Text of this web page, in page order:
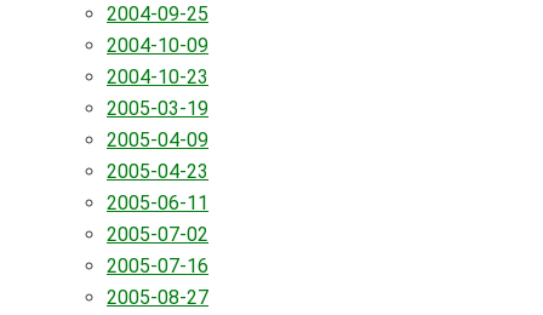
2004-09-25
2004-10-09
2004-10-23
2005-03-19
2005-04-09
2005-04-23
2005-06-11
2005-07-02
2005-07-16
2005-08-27